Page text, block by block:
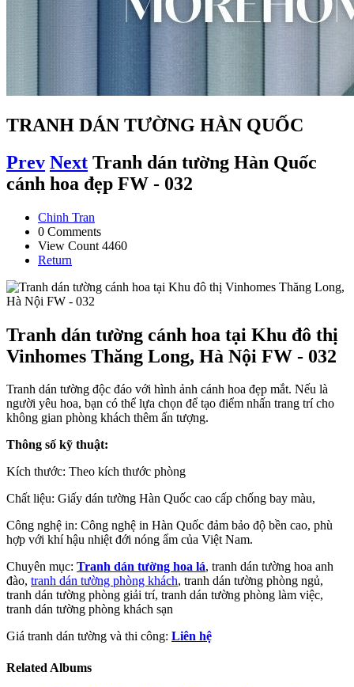
TRANH DÁN TƯỜNG HÀN QUỐC
Prev Next Tranh dán tường Hàn Quốc
cánh hoa đẹp FW - 032
Chinh Tran
0 Comments
View Count 4460
Return
Tranh dán tường cánh hoa tại Khu đô thị
Vinhomes Thăng Long, Hà Nội FW - 032
Tranh dán tường độc đáo với hình ảnh cánh hoa đẹp mắt. Nếu là
người yêu hoa, bạn có thể lựa chọn để tạo điểm nhấn trang trí cho
không gian phòng khách thêm ấn tượng.
Thông số kỹ thuật:
Kích thước: Theo kích thước phòng
Chất liệu: Giấy dán tường Hàn Quốc cao cấp chống bay màu,
Công nghệ in: Công nghệ in Hàn Quốc đảm bảo độ bền cao, phù
hợp với khí hậu nhiệt đới nóng ẩm của Việt Nam.
Chuyên mục: Tranh dán tường hoa lá, tranh dán tường hoa anh
đào, tranh dán tường phòng khách, tranh dán tường phòng ngủ,
tranh dán tường phòng giải trí, tranh dán tường phòng làm việc,
tranh dán tường phòng khách sạn
Giá tranh dán tường và thi công: Liên hệ
Related Albums